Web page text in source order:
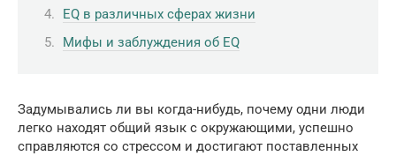
EQ в различных сферах жизни
Мифы и заблуждения об EQ
Задумывались ли вы когда-нибудь, почему одни люди
легко находят общий язык с окружающими, успешно
справляются со стрессом и достигают поставленных